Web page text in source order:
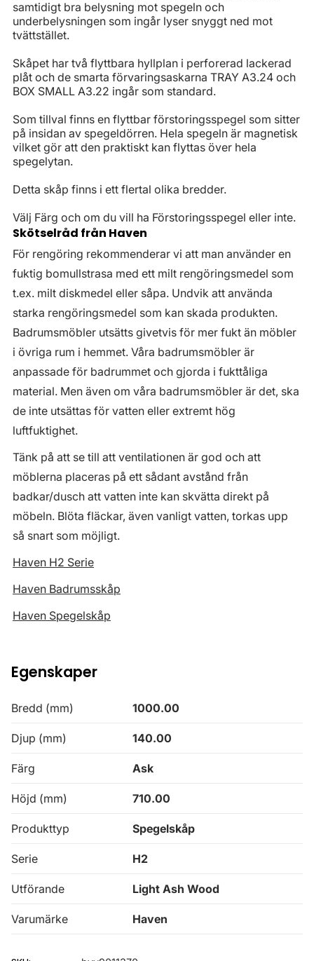
samtidigt bra belysning mot spegeln och
underbelysningen som ingår lyser snyggt ned mot
tvättstället.
Skåpet har två flyttbara hyllplan i perforerad lackerad
plåt och de smarta förvaringsaskarna TRAY A3.24 och
BOX SMALL A3.22 ingår som standard.
Som tillval finns en flyttbar förstoringsspegel som sitter
på insidan av spegeldörren. Hela spegeln är magnetisk
vilket gör att den praktiskt kan flyttas över hela
spegelytan.
Detta skåp finns i ett flertal olika bredder.
Välj Färg och om du vill ha Förstoringsspegel eller inte.
Skötselråd från Haven
För rengöring rekommenderar vi att man använder en
fuktig bomullstrasa med ett milt rengöringsmedel som
t.ex. milt diskmedel eller såpa. Undvik att använda
starka rengöringsmedel som kan skada produkten.
Badrumsmöbler utsätts givetvis för mer fukt än möbler
i övriga rum i hemmet. Våra badrumsmöbler är
anpassade för badrummet och gjorda i fukttåliga
material. Men även om våra badrumsmöbler är det, ska
de inte utsättas för vatten eller extremt hög
luftfuktighet.
Tänk på att se till att ventilationen är god och att
möblerna placeras på ett sådant avstånd från
badkar/dusch att vatten inte kan skvätta direkt på
möbeln. Blöta fläckar, även vanligt vatten, torkas upp
så snart som möjligt.
Haven H2 Serie
Haven Badrumsskåp
Haven Spegelskåp
Egenskaper
Bredd (mm) 1000.00
Djup (mm) 140.00
Färg Ask
Höjd (mm) 710.00
Produkttyp Spegelskåp
Serie H2
Utförande Light Ash Wood
Varumärke Haven